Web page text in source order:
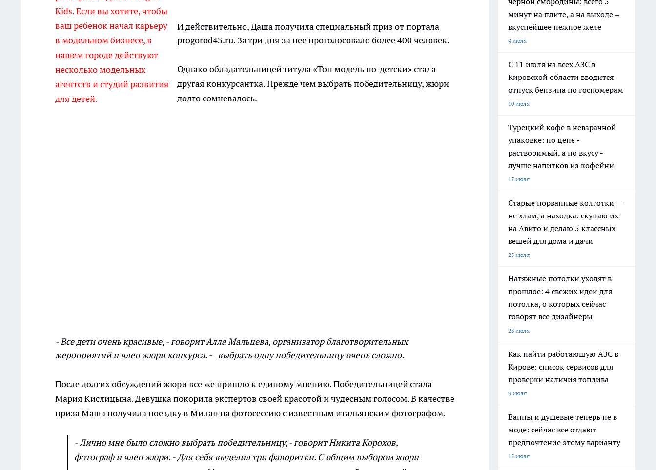
Kids. Если вы хотите, чтобы
ваш ребенок начал карьеру
в модельном бизнесе, в
нашем городе действуют
несколько модельных
агентств и студий развития
для детей.
И действительно, Даша получила специальный приз от портала
progorod43.ru. За три дня за нее проголосовало более 400 человек.
Однако обладательницей титула «Топ модель по-детски» стала
другая конкурсантка. Прежде чем выбрать победительницу, жюри
долго сомневалось.
- Все дети очень красивые, - говорит Алла Мальцева, организатор благотворительных
мероприятий и член жюри конкурса. - выбрать одну победительницу очень сложно.
После долгих обсуждений жюри все же пришло к единому мнению. Победительницей стала
Мария Кислицына. Девушка покорила экспертов своей красотой и чудесным голосом. В качестве
приза Маша получила поездку в Милан на фотосессию с известным итальянским фотографом.
- Лично мне было сложно выбрать победительницу, - говорит Никита Корохов,
фотограф и член жюри. - Для себя выделил три фаворитки. С общим выбором жюри
минут на плите, а на выходе –
вкуснейшее нежное желе
9 июля
С 11 июля на всех АЗС в
Кировской области вводится
отпуск бензина по госномерам
10 июля
Турецкий кофе в невзрачной
упаковке: по цене -
растворимый, а по вкусу -
лучше напитков из кофейни
17 июля
Старые порванные колготки —
не хлам, а находка: скупаю их
на Авито и делаю 5 классных
вещей для дома и дачи
25 июля
Натяжные потолки уходят в
прошлое: 4 свежих идеи для
потолка, о которых сейчас
говорят все дизайнеры
28 июля
Как найти работающую АЗС в
Кирове: список сервисов для
проверки наличия топлива
9 июля
Ванны и душевые теперь не в
моде: сейчас все отдают
предпочтение этому варианту
15 июля